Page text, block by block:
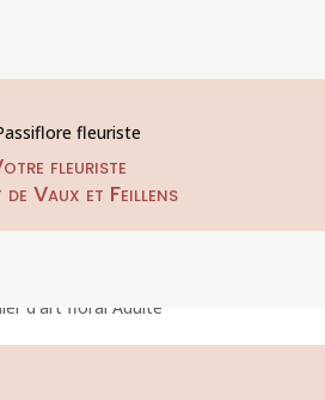
fleuriste
Vaux et Feillens